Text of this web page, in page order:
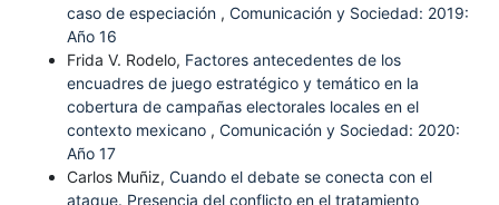
caso de especiación , Comunicación y Sociedad: 2019:
Año 16
Frida V. Rodelo, Factores antecedentes de los
encuadres de juego estratégico y temático en la
cobertura de campañas electorales locales en el
contexto mexicano , Comunicación y Sociedad: 2020:
Año 17
Carlos Muñiz, Cuando el debate se conecta con el
ataque. Presencia del conflicto en el tratamiento